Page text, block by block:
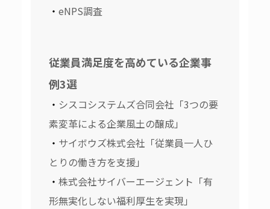
eNPS調査
従業員満足度を高めている企業事
例3選
シスコシステムズ合同会社「3つの要
素変革による企業風土の醸成」
サイボウズ株式会社「従業員一人ひ
とりの働き方を支援」
株式会社サイバーエージェント「有
形無実化しない福利厚生を実現」